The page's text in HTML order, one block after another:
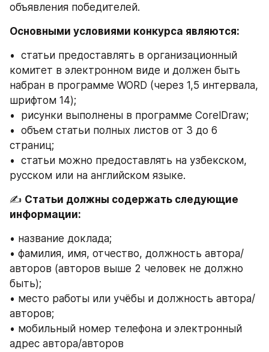
объявления победителей.
Основными условиями конкурса являются:
•  статьи предоставлять в организационный
комитет в электронном виде и должен быть
набран в программе WORD (через 1,5 интервала,
шрифтом 14);
•  рисунки выполнены в программе CorelDraw;
•  объем статьи полных листов от 3 до 6
страниц;
•  статьи можно предоставлять на узбекском,
русском или на английском языке.
✍️ Статьи должны содержать следующие
информации:
• название доклада;
• фамилия, имя, отчество, должность автора/
авторов (авторов выше 2 человек не должно
быть);
• место работы или учёбы и должность автора/
авторов;
• мобильный номер телефона и электронный
адрес автора/авторов